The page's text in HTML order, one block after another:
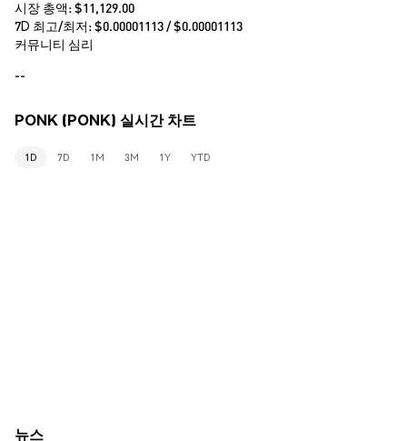
시장 총액:$11,129.00
7D 최고/최저: $0.00001113/ $0.00001113
커뮤니티 심리
--
PONK (PONK) 실시간 차트
1D 7D 1M 3M 1Y YTD
뉴스